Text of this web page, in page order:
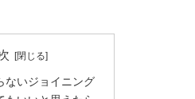
ないジョイニング